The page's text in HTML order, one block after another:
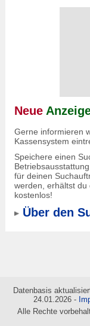
Neue
Gerne informieren
Kassensystem
Speichere einen
für deinen
werden, erhältst du
kostenlos!
Über den
Datenbasis
24.01.2026 -
Alle Rechte